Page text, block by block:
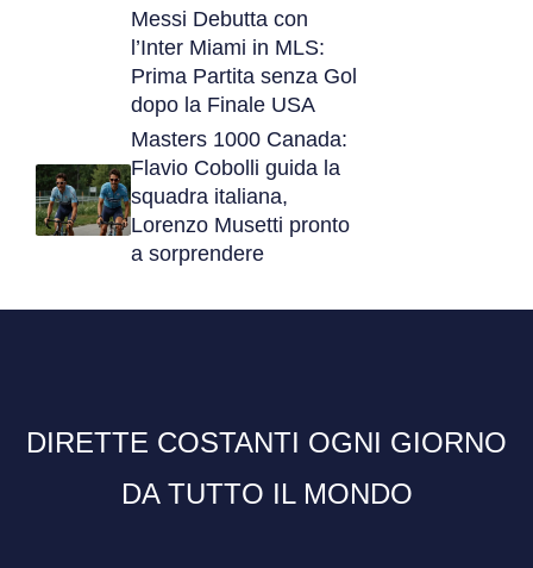
Messi Debutta con
l’Inter Miami in MLS:
Prima Partita senza Gol
dopo la Finale USA
Masters 1000 Canada:
Flavio Cobolli guida la
squadra italiana,
Lorenzo Musetti pronto
a sorprendere
DIRETTE COSTANTI OGNI GIORNO
DA TUTTO IL MONDO